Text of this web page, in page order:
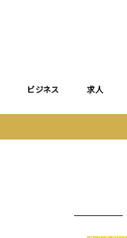
ビジネス 求人